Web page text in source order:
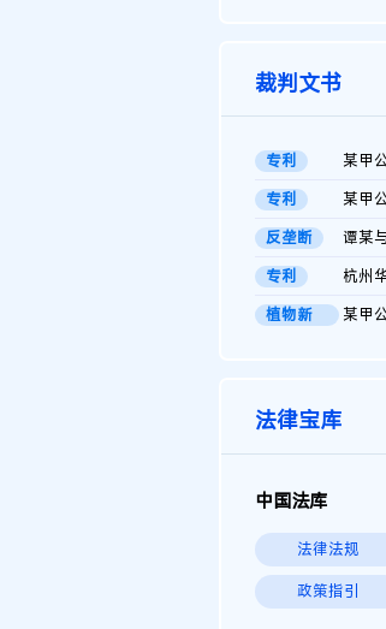
裁判文书
专利
专利
反垄断
专利
植物新
法律宝库
中国法库
法律法规
政策指引